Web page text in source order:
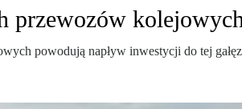
przewozów
powodują napływ inwestycji do tej